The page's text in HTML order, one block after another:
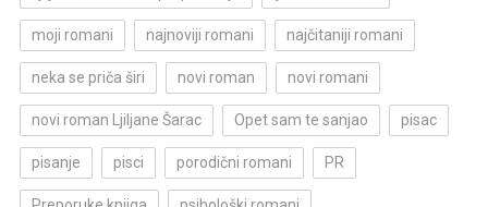
moji romani najnoviji romani najčitaniji romani
neka se priča širi novi roman novi romani
novi roman Ljiljane Šarac Opet sam te sanjao pisac
pisanje pisci porodični romani PR